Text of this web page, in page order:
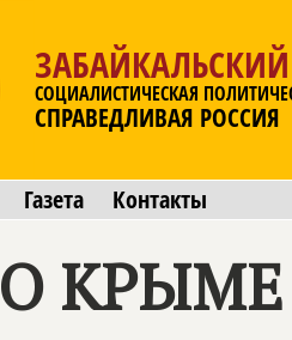
СОЦИАЛИСТИЧЕСКАЯ
СПРАВЕДЛИВАЯ РОССИЯ
Газета Контакты
КРЫМЕ